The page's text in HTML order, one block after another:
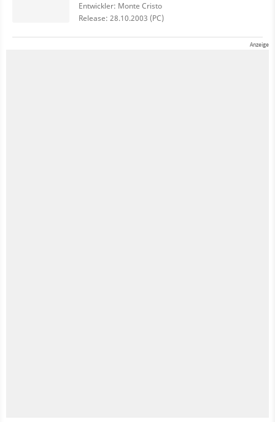
Entwickler: Monte Cristo
Release: 28.10.2003 (PC)